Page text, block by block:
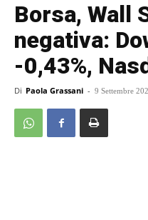
Borsa, Wall
negativa:
-0,43%,
Di Paola Grassani - 9 Settembre